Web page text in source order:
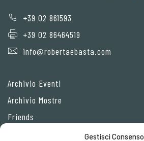
Gestisci Consenso
+39 02 861593
+39 02 86464519
info@robertaebasta.com
Archivio Eventi
Archivio Mostre
Friends